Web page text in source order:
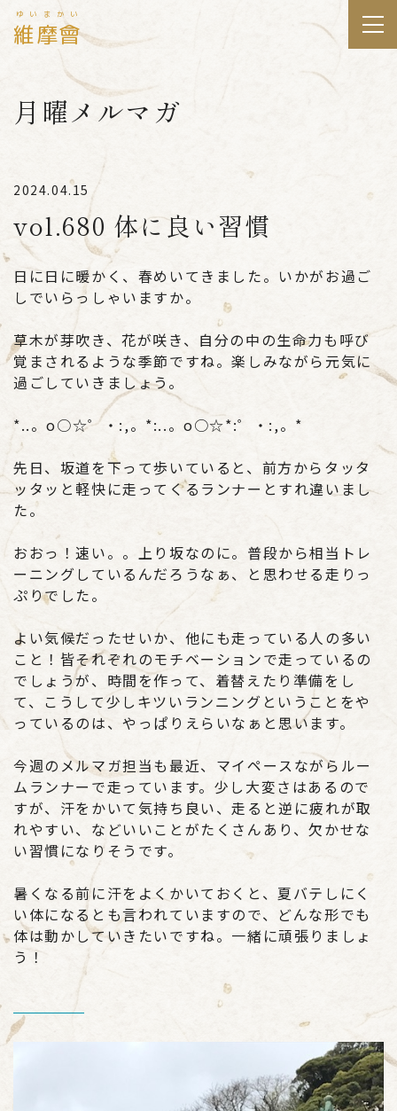
維摩會
ゆいまかい
月曜メルマガ
2024.04.15
vol.680 体に良い習慣
日に日に暖かく、春めいてきました。いかがお過ご
しでいらっしゃいますか。
草木が芽吹き、花が咲き、自分の中の生命力も呼び
覚まされるような季節ですね。楽しみながら元気に
過ごしていきましょう。
*..。o○☆゜・:,。*:..。o○☆*:゜・:,。*
先日、坂道を下って歩いていると、前方からタッタ
ッタッと軽快に走ってくるランナーとすれ違いまし
た。
おおっ！速い。。上り坂なのに。普段から相当トレ
ーニングしているんだろうなぁ、と思わせる走りっ
ぷりでした。
よい気候だったせいか、他にも走っている人の多い
こと！皆それぞれのモチベーションで走っているの
でしょうが、時間を作って、着替えたり準備をし
て、こうして少しキツいランニングということをや
っているのは、やっぱりえらいなぁと思います。
今週のメルマガ担当も最近、マイペースながらルー
ムランナーで走っています。少し大変さはあるので
すが、汗をかいて気持ち良い、走ると逆に疲れが取
れやすい、などいいことがたくさんあり、欠かせな
い習慣になりそうです。
暑くなる前に汗をよくかいておくと、夏バテしにく
い体になるとも言われていますので、どんな形でも
体は動かしていきたいですね。一緒に頑張りましょ
う！